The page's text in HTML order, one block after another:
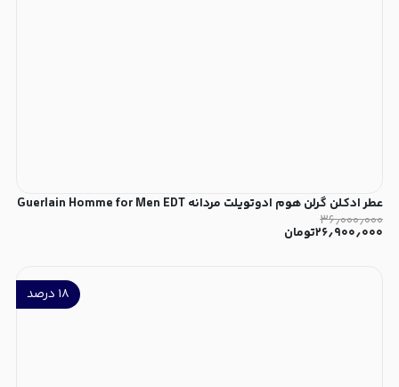
عطر ادکلن گرلن هوم ادوتویلت مردانه Guerlain Homme for Men EDT
۳۶٫۰۰۰٫۰۰۰
۲۶٫۹۰۰٫۰۰۰تومان
۱۸ درصد